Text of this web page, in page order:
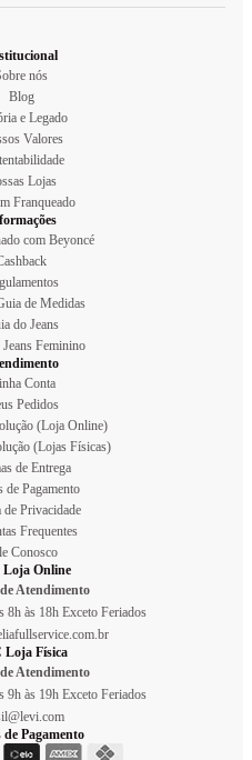
nós
Blog
e Legado
Valores
Lojas
Franqueado
com Beyoncé
de Medidas
do Jeans
Feminino
Conta
Pedidos
(Loja Online)
(Lojas Físicas)
de Entrega
de Pagamento
de Privacidade
Frequentes
Conosco
Loja Online
Atendimento
8h às 18h Exceto Feriados
Loja Física
Atendimento
9h às 19h Exceto Feriados
de Pagamento